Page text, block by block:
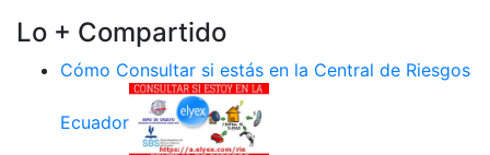
Lo + Compartido
Cómo Consultar si estás en la Central de Riesgos
Ecuador